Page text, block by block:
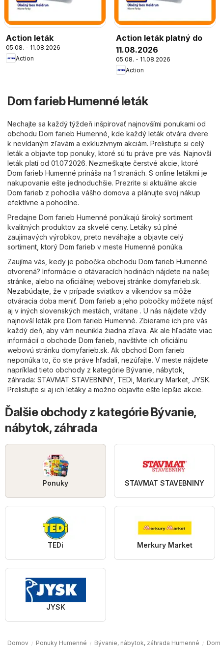
Action leták
05.08. - 11.08.2026
Action
Action leták platný do
11.08.2026
05.08. - 11.08.2026
Action
Dom farieb Humenné leták
Nechajte sa každý týždeň inšpirovať najnovšími ponukami od
obchodu Dom farieb Humenné, kde každý leták otvára dvere
k nevídaným zľavám a exkluzívnym akciám. Prelistujte si celý
leták a objavte top ponuky, ktoré sú tu práve pre vás. Najnovší
leták platí od 01.07.2026. Nezmeškajte čerstvé akcie, ktoré
Dom farieb Humenné prináša na 1 stranách. S online letákmi je
nakupovanie ešte jednoduchšie. Prezrite si aktuálne akcie
Dom farieb z pohodlia vášho domova a plánujte svoj nákup
efektívne a pohodlne.
Predajne Dom farieb Humenné ponúkajú široký sortiment
kvalitných produktov za skvelé ceny. Letáky sú plné
zaujímavých výrobkov, preto neváhajte a objavte celý
sortiment, ktorý Dom farieb v meste Humenné ponúka.
Zaujíma vás, kedy je pobočka obchodu Dom farieb Humenné
otvorená? Informácie o otávaracích hodinách nájdete na našej
stránke, alebo na oficiálnej webovej stránke domyfarieb.sk.
Nezabúdajte, že v prípade sviatkov a víkendov sa môže
otváracia doba meniť. Dom farieb a jeho pobočky môžete nájsť
aj v iných slovenských mestách, vrátane . U nás nájdete vždy
najnovší leták pre Dom farieb Humenné. Zbierame ich pre vás
každý deň, aby vám neunikla žiadna zľava. Ak ale hľadáte viac
informácií o obchode Dom farieb, navštívte ich oficiálnu
webovú stránku domyfarieb.sk. Ak obchod Dom farieb
neponúka to, čo ste práve hľadali, nezúfajte. V meste nájdete
napríklad tieto obchody z kategórie Bývanie, nábytok,
záhrada: STAVMAT STAVEBNINY TEDi Merkury Market JYSK.
Prelistujte si aj ich letáky a možno objavíte ešte lepšie akcie.
Ďalšie obchody z kategórie Bývanie,
nábytok, záhrada
Ponuky STAVMAT STAVEBNINY
TEDi Merkury Market
JYSK
Domov Ponuky Humenné Bývanie, nábytok, záhrada Humenné